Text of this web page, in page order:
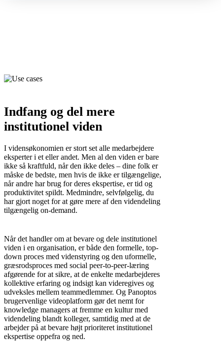
Indfang og del mere
institutionel viden
I vidensøkonomien er stort set alle medarbejdere
eksperter i et eller andet. Men al den viden er bare
ikke så kraftfuld, når den ikke deles – dine folk er
måske de bedste, men hvis de ikke er tilgængelige,
når andre har brug for deres ekspertise, er tid og
produktivitet spildt. Medmindre, selvfølgelig, du
har gjort noget for at gøre mere af den videndeling
tilgængelig on-demand.
Når det handler om at bevare og dele institutionel
viden i en organisation, er både den formelle, top-
down proces med videnstyring og den uformelle,
græsrodsproces med social peer-to-peer-læring
afgørende for at sikre, at de enkelte medarbejderes
kollektive erfaring og indsigt kan videregives og
udveksles mellem teammedlemmer. Og Panoptos
brugervenlige videoplatform gør det nemt for
knowledge managers at fremme en kultur med
videndeling blandt kolleger, samtidig med at de
arbejder på at bevare højt prioriteret institutionel
ekspertise oppefra og ned.